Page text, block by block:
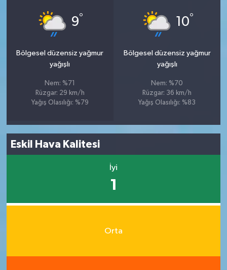
9°
Bölgesel düzensiz yağmur
yağışlı
Nem: %71
Rüzgar: 29 km/h
Yağış Olasılığı: %79
10°
Bölgesel düzensiz yağmur
yağışlı
Nem: %70
Rüzgar: 36 km/h
Yağış Olasılığı: %83
Eskil Hava Kalitesi
İyi
1
Orta